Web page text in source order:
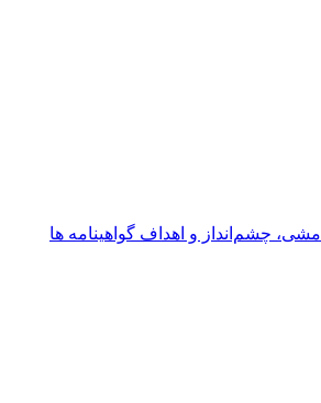
چشم‌انداز و اهداف گواهینامه ها